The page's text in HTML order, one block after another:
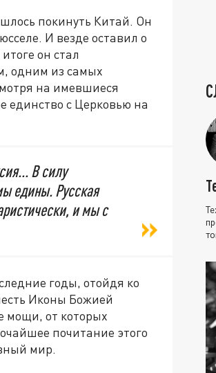
покинуть Китай. Он
И везде оставил о
он стал
одним из самых
на имевшиеся
единство с Церковью на
В силу
едины. Русская
и мы с
годы, отойдя ко
Иконы Божией
мощи, от которых
почитание этого
мир.